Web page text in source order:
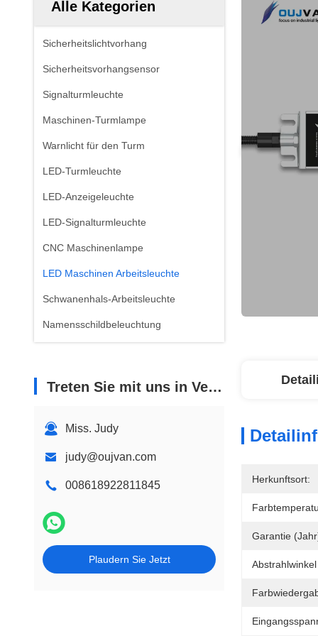
Alle Kategorien
Sicherheitslichtvorhang
Sicherheitsvorhangsensor
Signalturmleuchte
Maschinen-Turmlampe
Warnlicht für den Turm
LED-Turmleuchte
LED-Anzeigeleuchte
LED-Signalturmleuchte
CNC Maschinenlampe
LED Maschinen Arbeitsleuchte
Schwanenhals-Arbeitsleuchte
Namensschildbeleuchtung
Treten Sie mit uns in Verbindung
Miss. Judy
judy@oujvan.com
008618922811845
Plaudern Sie Jetzt
Herkunftsort:
Garantie
Abstrahlwinkel